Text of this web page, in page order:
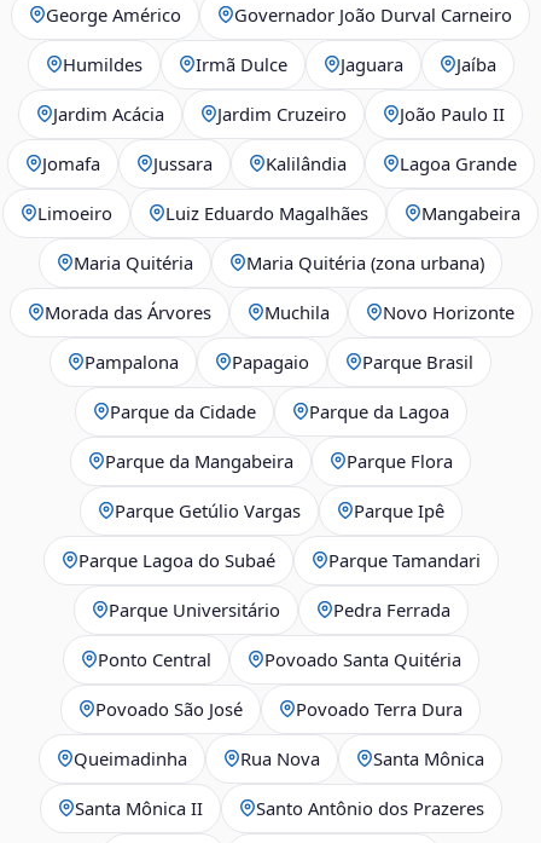
George Américo Governador João Durval Carneiro
Humildes Irmã Dulce Jaguara Jaíba
Jardim Acácia Jardim Cruzeiro João Paulo II
Jomafa Jussara Kalilândia Lagoa Grande
Limoeiro Luiz Eduardo Magalhães Mangabeira
Maria Quitéria Maria Quitéria (zona urbana)
Morada das Árvores Muchila Novo Horizonte
Pampalona Papagaio Parque Brasil
Parque da Cidade Parque da Lagoa
Parque da Mangabeira Parque Flora
Parque Getúlio Vargas Parque Ipê
Parque Lagoa do Subaé Parque Tamandari
Parque Universitário Pedra Ferrada
Ponto Central Povoado Santa Quitéria
Povoado São José Povoado Terra Dura
Queimadinha Rua Nova Santa Mônica
Santa Mônica II Santo Antônio dos Prazeres